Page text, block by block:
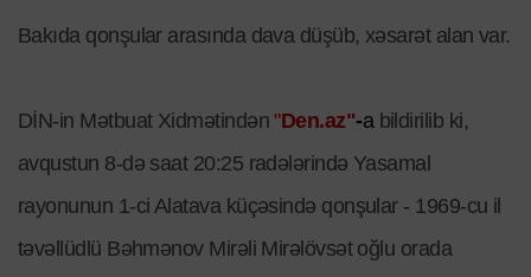
Bakıda qonşular arasında dava düşüb, xəsarət alan var.
DİN-in Mətbuat Xidmətindən "Den.az"-a bildirilib ki,
avqustun 8-də saat 20:25 radələrində Yasamal
rayonunun 1-ci Alatava küçəsində qonşular - 1969-cu il
təvəllüdlü Bəhmənov Mirəli Mirəlövsət oğlu orada